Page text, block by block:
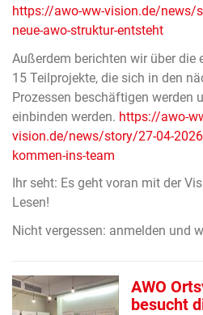
https://awo-ww-vision.de/news/
neue-awo-struktur-entsteht
Außerdem berichten wir über die
15 Teilprojekte, die sich in den
Prozessen beschäftigen werden
einbinden werden. https://awo-
vision.de/news/story/27-04-
kommen-ins-team
Ihr seht: Es geht voran mit der
Lesen!
Nicht vergessen: anmelden und
AWO
besucht